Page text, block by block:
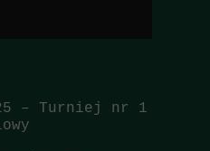
– Turniej nr 1